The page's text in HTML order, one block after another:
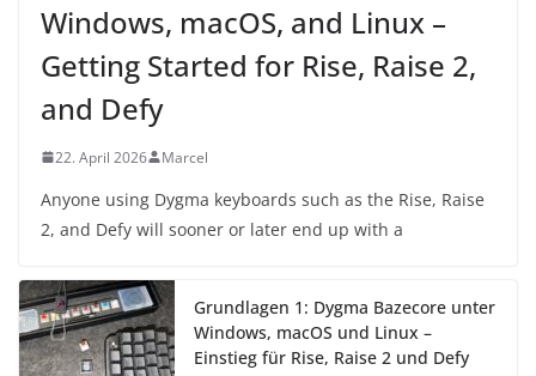
Windows, macOS, and Linux –
Getting Started for Rise, Raise 2,
and Defy
22. April 2026 Marcel
Anyone using Dygma keyboards such as the Rise, Raise
2, and Defy will sooner or later end up with a
Grundlagen 1: Dygma Bazecore unter
Windows, macOS und Linux –
Einstieg für Rise, Raise 2 und Defy